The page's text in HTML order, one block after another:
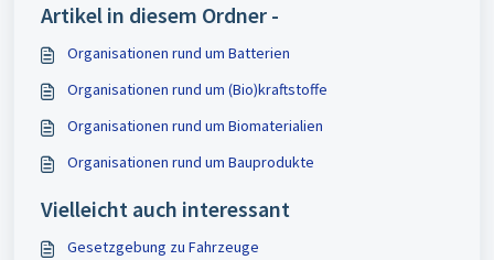
Artikel in diesem Ordner -
Organisationen rund um Batterien
Organisationen rund um (Bio)kraftstoffe
Organisationen rund um Biomaterialien
Organisationen rund um Bauprodukte
Vielleicht auch interessant
Gesetzgebung zu Fahrzeuge